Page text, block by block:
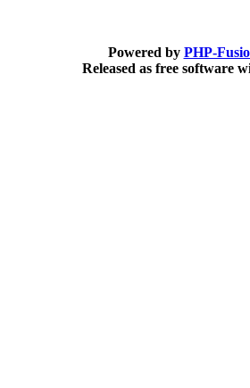
Powered by PHP-
Released as free software